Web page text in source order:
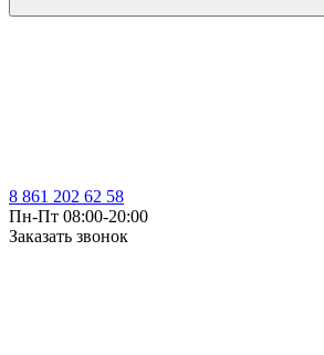
8 861 202 62 58
Пн-Пт 08:00-20:00
Заказать звонок